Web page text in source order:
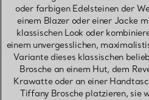
oder farbigen Edelsteinen der
einem Blazer oder einer Jacke
klassischen Look oder
einem unvergesslichen,
Variante dieses klassischen
Brosche an einem Hut, dem
Krawatte oder an einer
Tiffany Brosche platzieren, sie